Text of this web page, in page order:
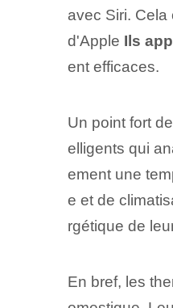
avec Siri.
d'Apple Ils
ent efficaces⁢.
Un ⁤point fort⁤
elligents qui
ement une
e et de
rgétique de
En bref, les